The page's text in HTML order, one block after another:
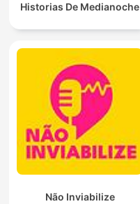
Historias De Medianoche
Não Inviabilize